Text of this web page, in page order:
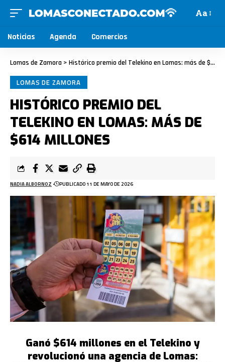
Aa
Noticias Agenda Comercios
Lomas de Zamora > Histórico premio del Telekino en Lomas: más de $614 millones
LOMAS DE ZAMORA
HISTÓRICO PREMIO DEL
TELEKINO EN LOMAS: MÁS DE
$614 MILLONES
NADIA ALBORNOZ PUBLICADO 11 DE MAYO DE 2026
Ganó $614 millones en el Telekino y
revolucionó una agencia de Lomas: